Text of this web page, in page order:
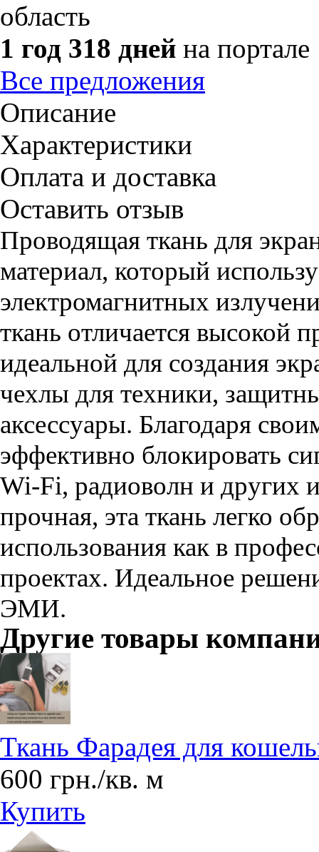
область
1 год 318 дней на портале
Все предложения
Описание
Характеристики
Оплата и доставка
Оставить отзыв
Проводящая ткань для
материал, который
электромагнитных
ткань отличается высокой
идеальной для создания
чехлы для техники,
аксессуары. Благодаря
эффективно блокировать
Wi-Fi, радиоволн и других
прочная, эта ткань легко
использования как в
проектах. Идеальное
ЭМИ.
Другие товары
Ткань Фарадея для
600 грн./кв. м
Купить